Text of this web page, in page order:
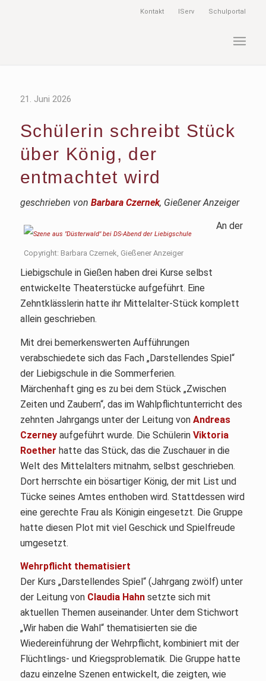
Kontakt IServ Schulportal
21. Juni 2026
Schülerin schreibt Stück
über König, der
entmachtet wird
geschrieben von Barbara Czernek, Gießener Anzeiger
Copyright: Barbara Czernek, Gießener Anzeiger
An der
Liebigschule in Gießen haben drei Kurse selbst
entwickelte Theaterstücke aufgeführt. Eine
Zehntklässlerin hatte ihr Mittelalter-Stück komplett
allein geschrieben.
Mit drei bemerkenswerten Aufführungen
verabschiedete sich das Fach „Darstellendes Spiel“
der Liebigschule in die Sommerferien.
Märchenhaft ging es zu bei dem Stück „Zwischen
Zeiten und Zaubern“, das im Wahlpflichtunterricht des
zehnten Jahrgangs unter der Leitung von Andreas
Czerneyaufgeführt wurde. Die Schülerin Viktoria
Roether hatte das Stück, das die Zuschauer in die
Welt des Mittelalters mitnahm, selbst geschrieben.
Dort herrschte ein bösartiger König, der mit List und
Tücke seines Amtes enthoben wird. Stattdessen wird
eine gerechte Frau als Königin eingesetzt. Die Gruppe
hatte diesen Plot mit viel Geschick und Spielfreude
umgesetzt.
Wehrpflicht thematisiert
Der Kurs „Darstellendes Spiel“ (Jahrgang zwölf) unter
der Leitung von Claudia Hahnsetzte sich mit
aktuellen Themen auseinander. Unter dem Stichwort
„Wir haben die Wahl“ thematisierten sie die
Wiedereinführung der Wehrpflicht, kombiniert mit der
Flüchtlings- und Kriegsproblematik. Die Gruppe hatte
dazu einzelne Szenen entwickelt, die zeigten, wie